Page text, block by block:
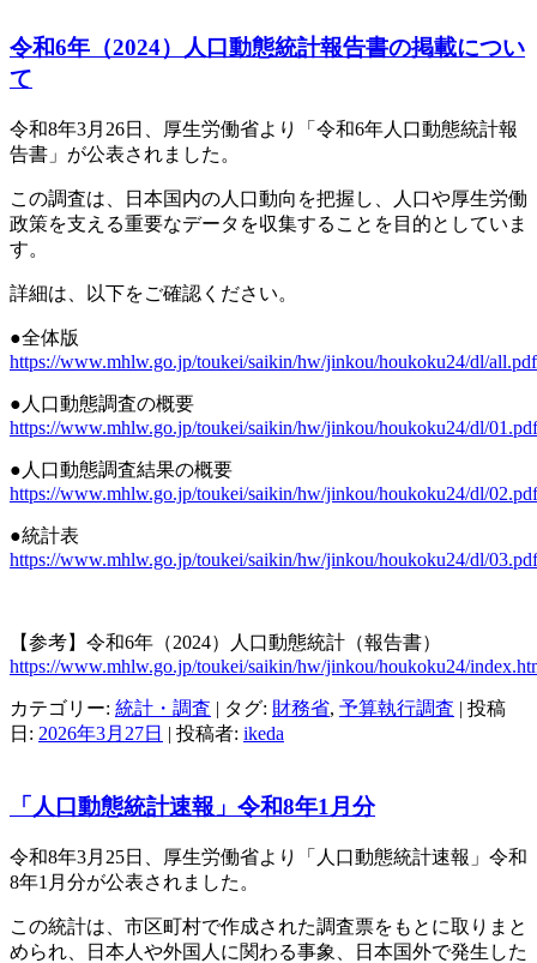
令和6年（2024）人口動態統計報告書の掲載につい
て
令和8年3月26日、厚生労働省より「令和6年人口動態統計報
告書」が公表されました。
この調査は、日本国内の人口動向を把握し、人口や厚生労働
政策を支える重要なデータを収集することを目的としていま
す。
詳細は、以下をご確認ください。
●全体版
https://www.mhlw.go.jp/toukei/saikin/hw/jinkou/houkoku24/dl/all.pdf
●人口動態調査の概要
https://www.mhlw.go.jp/toukei/saikin/hw/jinkou/houkoku24/dl/01.pdf
●人口動態調査結果の概要
https://www.mhlw.go.jp/toukei/saikin/hw/jinkou/houkoku24/dl/02.pdf
●統計表
https://www.mhlw.go.jp/toukei/saikin/hw/jinkou/houkoku24/dl/03.pdf
【参考】 令和6年（2024）人口動態統計（報告書）
https://www.mhlw.go.jp/toukei/saikin/hw/jinkou/houkoku24/
カテゴリー: 統計・調査 | タグ: 財務省, 予算執行調査 | 投稿
日: 2026年3月27日 | 投稿者: ikeda
「人口動態統計速報」令和8年1月分
令和8年3月25日、厚生労働省より「人口動態統計速報」令和
8年1月分が公表されました。
この統計は、市区町村で作成された調査票をもとに取りまと
められ、日本人や外国人に関わる事象、日本国外で発生した